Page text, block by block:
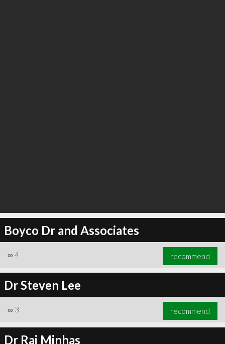
Boyco Dr and Associates
∞ 4 recommend
Dr Steven Lee
∞ 3 recommend
Dr Raj Minhas